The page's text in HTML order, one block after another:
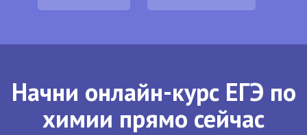
Начни онлайн-курс ЕГЭ по
химии прямо сейчас